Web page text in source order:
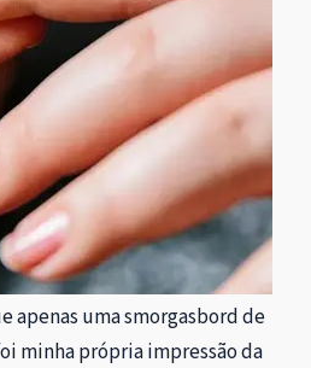
apenas uma smorgasbord de
minha própria impressão da